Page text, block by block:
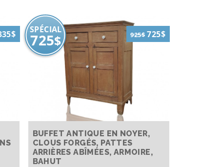
SPÉCIAL
725$ 925$ 725$
BUFFET ANTIQUE EN NOYER,
CLOUS FORGÉS, PATTES
ARRIÈRES ABÎMÉES, ARMOIRE,
BAHUT